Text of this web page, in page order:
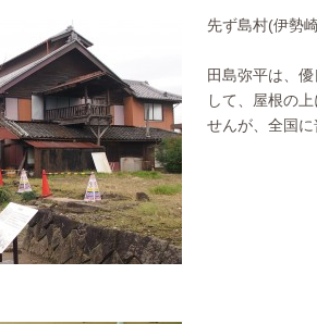
先ず島村(伊勢
田島弥平は、
して、屋根の
せんが、全国